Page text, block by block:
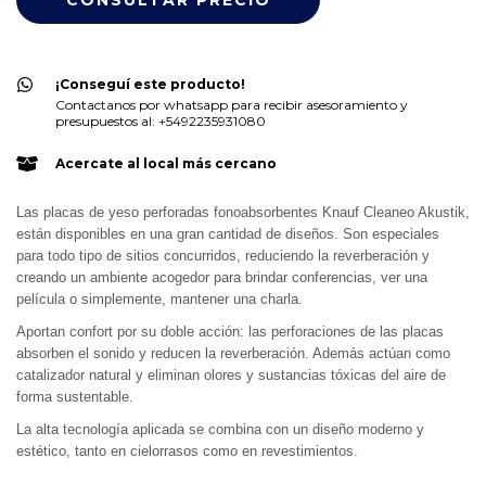
¡Conseguí este producto!
Contactanos por whatsapp para recibir asesoramiento y
presupuestos al: +5492235931080
Acercate al local más cercano
Las placas de yeso perforadas fonoabsorbentes Knauf Cleaneo Akustik,
están disponibles en una gran cantidad de diseños. Son especiales
para todo tipo de sitios concurridos, reduciendo la reverberación y
creando un ambiente acogedor para brindar conferencias, ver una
película o simplemente, mantener una charla.
Aportan confort por su doble acción: las perforaciones de las placas
absorben el sonido y reducen la reverberación. Además actúan como
catalizador natural y eliminan olores y sustancias tóxicas del aire de
forma sustentable.
La alta tecnología aplicada se combina con un diseño moderno y
estético, tanto en cielorrasos como en revestimientos.